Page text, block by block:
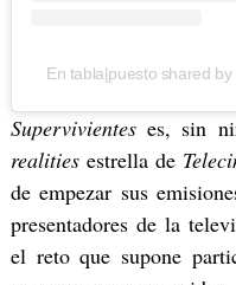
En tabla|puesto shared
Supervivienteses, sin
realitiesestrella de
de empezar sus
presentadores de la
el reto que supone